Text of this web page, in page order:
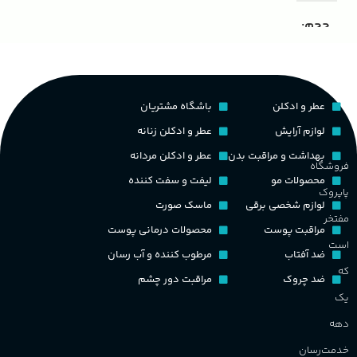
حجم
لیتر)
پخش بو
کشور مبدا برند
طبع
گروه بویایی
چوبی میوه‌ای مرکباتی
PA_بخش-بو
نت‌های چوبی
فروشگاه
پاپروک
مفتخر
است
که
یک
دهه
خدمت‌رسان
عطر و ادکلن
لوازم آرایش
بهداشت و مراقبت بدن
محصولات مو
لوازم شخصی برقی
مراقبت پوست
ضد آفتاب
ضد چروک
باشگاه مشتریان
عطر و ادکلن زنانه
عطر و ادکلن مردانه
لیفت و سفت کننده
ماسک صورت
محصولات درمانی پوست
مرطوب کننده و آب رسان
مراقبت دور چشم